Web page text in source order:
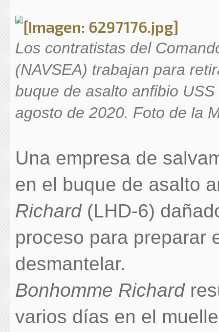
Los contratistas del
(NAVSEA) trabajan para
buque de asalto anfibio
agosto de 2020. Foto de la
Una empresa de
en el buque de asalto
Richard(LHD-6)
proceso para preparar
desmantelar.
Bonhomme Richard
varios días en el